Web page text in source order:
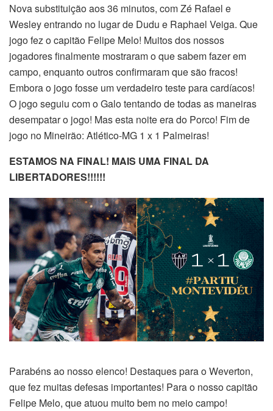
Nova substituição aos 36 minutos, com Zé Rafael e
Wesley entrando no lugar de Dudu e Raphael Veiga. Que
jogo fez o capitão Felipe Melo! Muitos dos nossos
jogadores finalmente mostraram o que sabem fazer em
campo, enquanto outros confirmaram que são fracos!
Embora o jogo fosse um verdadeiro teste para cardíacos!
O jogo seguiu com o Galo tentando de todas as maneiras
desempatar o jogo! Mas esta noite era do Porco! Fim de
jogo no Mineirão: Atlético-MG 1 x 1 Palmeiras!
ESTAMOS NA FINAL! MAIS UMA FINAL DA
LIBERTADORES!!!!!!
Parabéns ao nosso elenco! Destaques para o Weverton,
que fez muitas defesas importantes! Para o nosso capitão
Felipe Melo, que atuou muito bem no meio campo!